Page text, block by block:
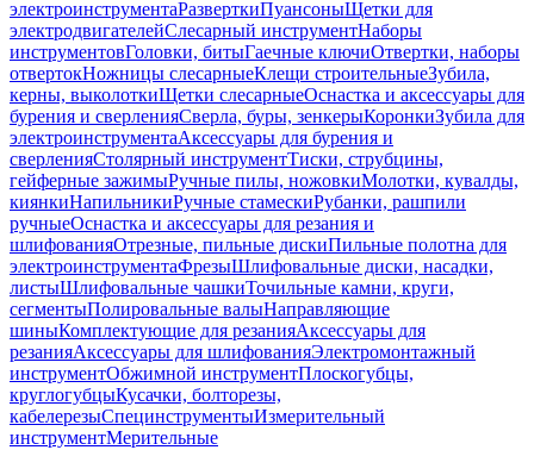
электроинструментаРазверткиПуансоныЩетки для
электродвигателейСлесарный инструментНаборы
инструментовГоловки, битыГаечные ключиОтвертки, наборы
отвертокНожницы слесарныеКлещи строительныеЗубила,
керны, выколоткиЩетки слесарныеОснастка и аксессуары для
бурения и сверленияСверла, буры, зенкерыКоронкиЗубила для
электроинструментаАксессуары для бурения и
сверленияСтолярный инструментТиски, струбцины,
гейферные зажимыРучные пилы, ножовкиМолотки, кувалды,
киянкиНапильникиРучные стамескиРубанки, рашпили
ручныеОснастка и аксессуары для резания и
шлифованияОтрезные, пильные дискиПильные полотна для
электроинструментаФрезыШлифовальные диски, насадки,
листыШлифовальные чашкиТочильные камни, круги,
сегментыПолировальные валыНаправляющие
шиныКомплектующие для резанияАксессуары для
резанияАксессуары для шлифованияЭлектромонтажный
инструментОбжимной инструментПлоскогубцы,
круглогубцыКусачки, болторезы,
кабелерезыСпецинструментыИзмерительный
инструментМерительные